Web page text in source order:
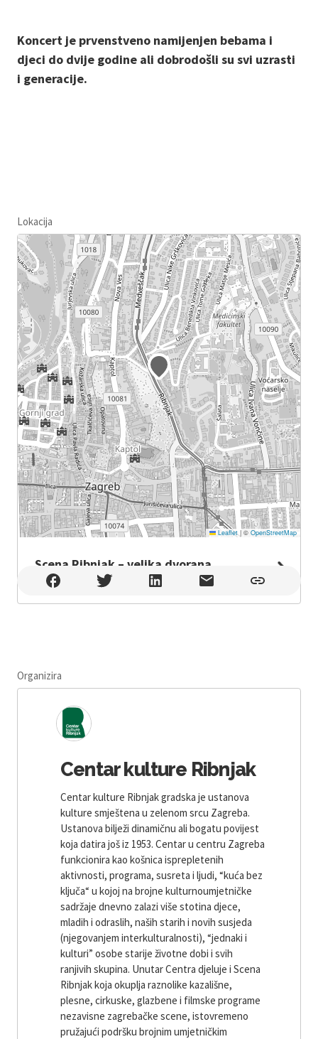
Koncert je prvenstveno namijenjen bebama i
djeci do dvije godine ali dobrodošli su svi uzrasti
i generacije.
Lokacija
Leaflet |© OpenStreetMap
Scena Ribnjak – velika dvorana
Scena Ribnjak – velika dvorana , Zagreb
Organizira
Centar kulture Ribnjak
Centar kulture Ribnjak gradska je ustanova
kulture smještena u zelenom srcu Zagreba.
Ustanova bilježi dinamičnu ali bogatu povijest
koja datira još iz 1953. Centar u centru Zagreba
funkcionira kao košnica isprepletenih
aktivnosti, programa, susreta i ljudi, “kuća bez
ključa“ u kojoj na brojne kulturnoumjetničke
sadržaje dnevno zalazi više stotina djece,
mladih i odraslih, naših starih i novih susjeda
(njegovanjem interkulturalnosti), “jednaki i
kulturi” osobe starije životne dobi i svih
ranjivih skupina. Unutar Centra djeluje i Scena
Ribnjak koja okuplja raznolike kazališne,
plesne, cirkuske, glazbene i filmske programe
nezavisne zagrebačke scene, istovremeno
pružajući podršku brojnim umjetničkim